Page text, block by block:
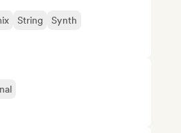
String
Synth